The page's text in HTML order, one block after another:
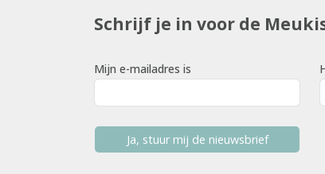
Schrijf je in voor de
Mijn e-mailadres is
Ja, stuur mij de nieuwsbrief